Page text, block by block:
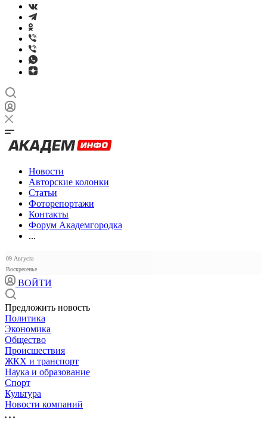
Новости
Авторские колонки
Статьи
Фоторепортажи
Контакты
Форум Академгородка
...
09 Августа
Воскресенье
ВОЙТИ
Предложить новость
Политика
Экономика
Общество
Происшествия
ЖКХ и транспорт
Наука и образование
Спорт
Культура
Новости компаний